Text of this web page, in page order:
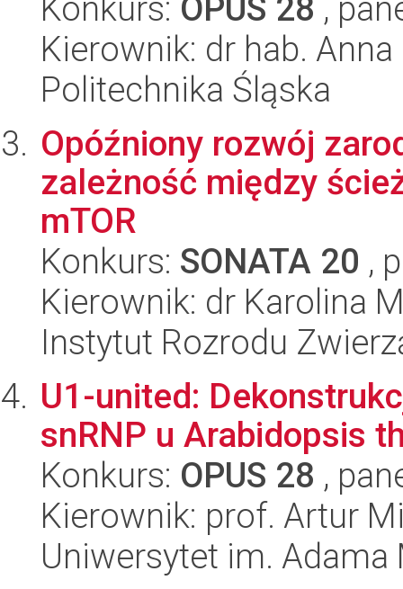
Konkurs: OPUS 28 ,
Kierownik: dr hab.
Politechnika Śląska
Opóźniony rozwój
zależność między
mTOR
Konkurs: SONATA 20 ,
Kierownik: dr Karolina
Instytut Rozrodu
U1-united:
snRNP u Arabidopsis
Konkurs: OPUS 28 ,
Kierownik: prof. Artur
Uniwersytet im.